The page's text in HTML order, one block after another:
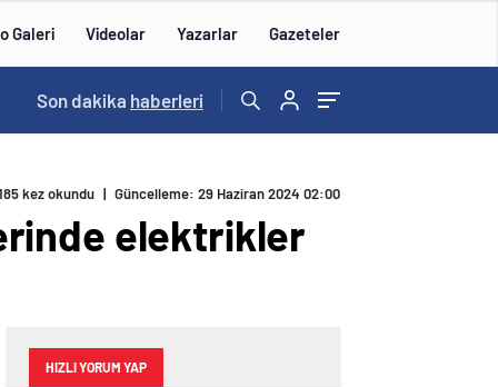
Galeri Videolar Yazarlar Gazeteler
15:20 /
Son dakika haberleri
kez okundu | Güncelleme: 29 Haziran 2024 02:00
elektrikler
HIZLI YORUM YAP